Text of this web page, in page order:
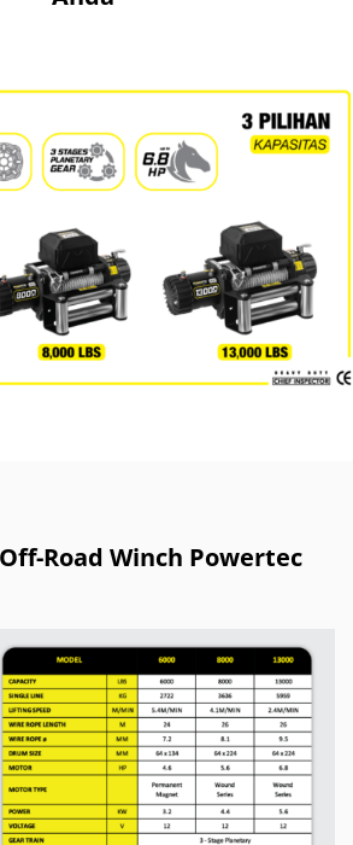
Road Winch Powertec